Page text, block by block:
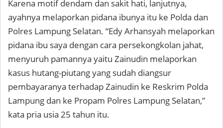
Karena motif dendam dan sakit hati, lanjutnya,
ayahnya melaporkan pidana ibunya itu ke Polda dan
Polres Lampung Selatan. “Edy Arhansyah melaporkan
pidana ibu saya dengan cara persekongkolan jahat,
menyuruh pamannya yaitu Zainudin melaporkan
kasus hutang-piutang yang sudah diangsur
pembayaranya terhadap Zainudin ke Reskrim Polda
Lampung dan ke Propam Polres Lampung Selatan,”
kata pria usia 25 tahun itu.